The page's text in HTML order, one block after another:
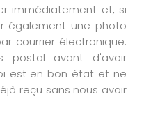
immédiatement et, si
également une photo
courrier électronique.
postal avant d'avoir
est en bon état et ne
reçu sans nous avoir